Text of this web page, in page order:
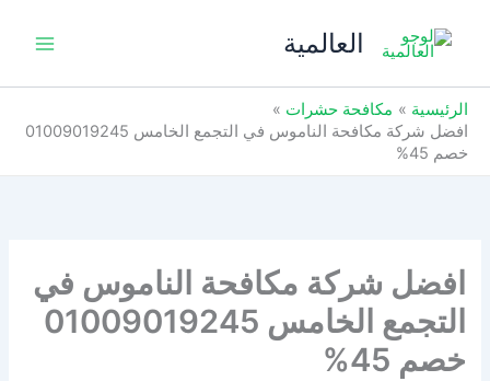
العالمية
الرئيسية
مكافحة حشرات
افضل شركة مكافحة الناموس في التجمع الخامس 01009019245
خصم 45%
افضل شركة مكافحة الناموس في
التجمع الخامس 01009019245
خصم 45%